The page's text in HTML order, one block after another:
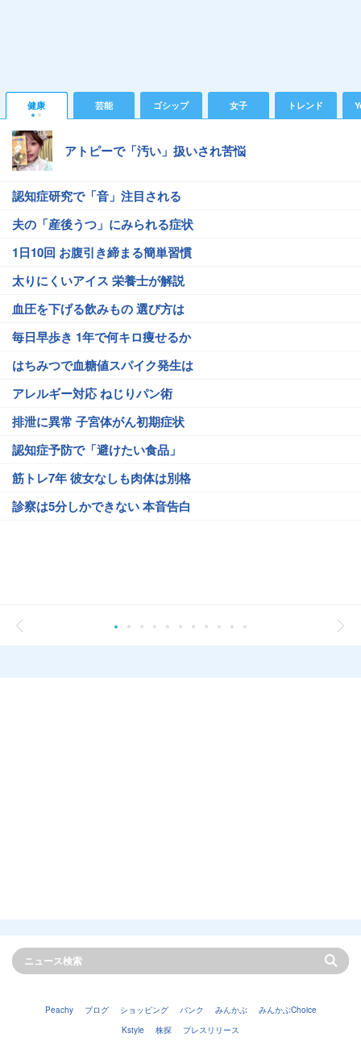
健康 芸能 ゴシップ 女子 トレンド
アトピーで「汚い」扱いされ苦悩
認知症研究で「音」注目される
夫の「産後うつ」にみられる症状
1日10回 お腹引き締まる簡単習慣
太りにくいアイス 栄養士が解説
血圧を下げる飲みもの 選び方は
毎日早歩き 1年で何キロ痩せるか
はちみつで血糖値スパイク発生は
アレルギー対応 ねじりパン術
排泄に異常 子宮体がん初期症状
認知症予防で「避けたい食品」
筋トレ7年 彼女なしも肉体は別格
診察は5分しかできない 本音告白
Peachy ブログ ショッピング バンク みんかぶ
みんかぶChoice
Kstyle
株探 プレスリリース